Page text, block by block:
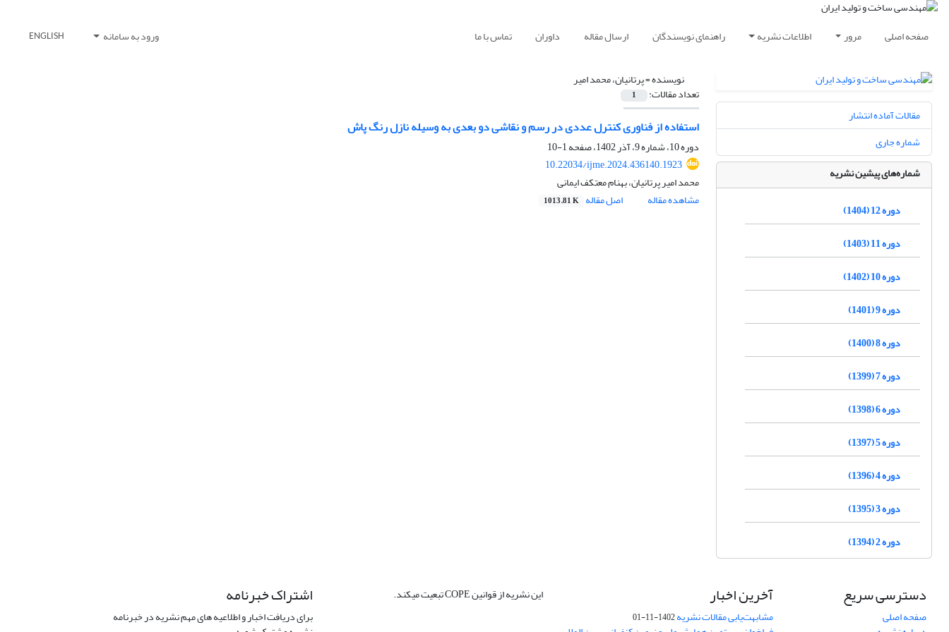
صفحه اصلی مرور اطلاعات نشریه راهنمای نویسندگان ارسال مقاله داوران تماس با ما ورود به سامانه ENGLISH
نویسنده =پرتانیان، محمد امیر
تعداد مقالات: 1
استفاده از فناوری کنترل عددی در رسم و نقاشی دو بعدی به وسیله نازل رنگ پاش
دوره 10، شماره 9، آذر 1402، صفحه
1-10
10.22034/ijme.2024.436140.1923
محمد امیر پرتانیان، بهنام معتکف ایمانی
مشاهده مقاله
اصل مقاله 1013.81 K
مقالات آماده انتشار
شماره جاری
شماره‌های پیشین نشریه
دوره 12 (1404)
دوره 11 (1403)
دوره 10 (1402)
دوره 9 (1401)
دوره 8 (1400)
دوره 7 (1399)
دوره 6 (1398)
دوره 5 (1397)
دوره 4 (1396)
دوره 3 (1395)
دوره 2 (1394)
دسترسی سریع
صفحه اصلی
آخرین اخبار
مشابهت‌یابی مقالات نشریه1402-11-01
این نشریه از قوانین COPE تبعیت میکند. اشتراک خبرنامه
برای دریافت اخبار و اطلاعیه های مهم نشریه در خبرنامه